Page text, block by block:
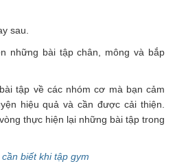
sau.
những bài tập chân, mông và bắp
tập về các nhóm cơ mà bạn cảm
hiệu quả và cần được cải thiện.
thực hiện lại những bài tập trong
biết khi tập gym